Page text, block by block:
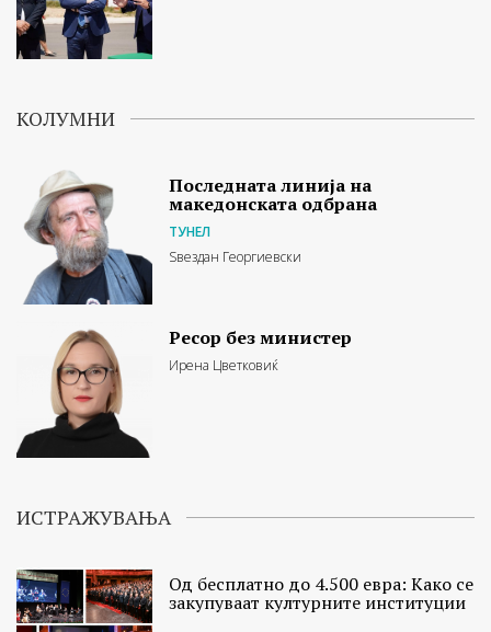
КОЛУМНИ
Последната линија на
македонската одбрана
ТУНЕЛ
Ѕвездан Георгиевски
Ресор без министер
Ирена Цветковиќ
ИСТРАЖУВАЊА
Од бесплатно до 4.500 евра: Како се
закупуваат културните институции